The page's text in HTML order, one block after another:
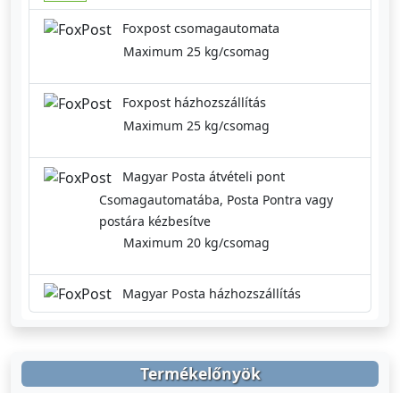
Foxpost csomagautomata
Maximum 25 kg/csomag
Foxpost házhozszállítás
Maximum 25 kg/csomag
Magyar Posta átvételi pont
Csomagautomatába, Posta Pontra vagy
postára kézbesítve
Maximum 20 kg/csomag
Magyar Posta házhozszállítás
Termékelőnyök